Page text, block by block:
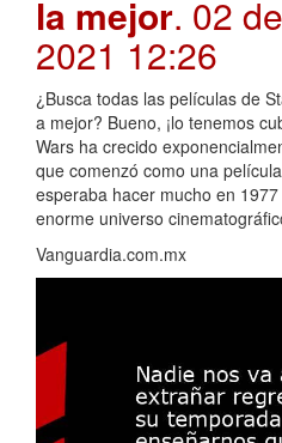
la mejor. 02
2021 12:26
¿Busca todas las películas de
a mejor? Bueno, ¡lo tenemos
Wars ha crecido
que comenzó como una
esperaba hacer mucho en
enorme universo
Vanguardia.com.mx